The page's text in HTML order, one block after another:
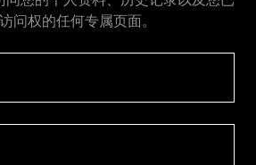
问权的任何专属页面。